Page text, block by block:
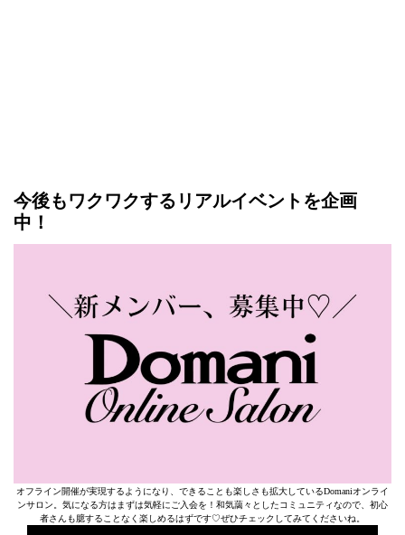
今後もワクワクするリアルイベントを企画
中！
オフライン開催が実現するようになり、できることも楽しさも拡大しているDomaniオンライ
ンサロン。気になる方はまずは気軽にご入会を！和気藹々としたコミュニティなので、初心
者さんも臆することなく楽しめるはずです♡ぜひチェックしてみてくださいね。